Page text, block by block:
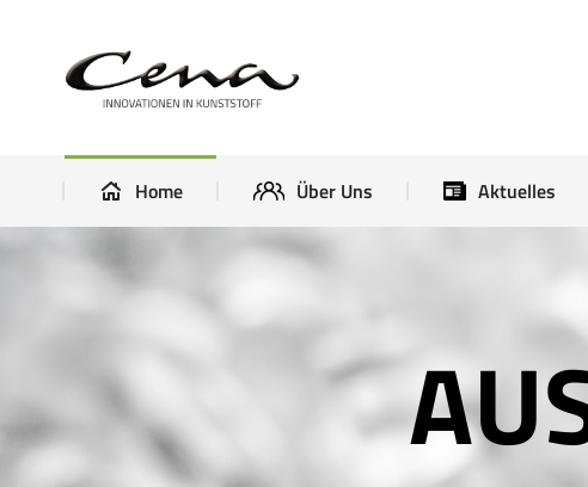
Home Über Uns Aktuelles